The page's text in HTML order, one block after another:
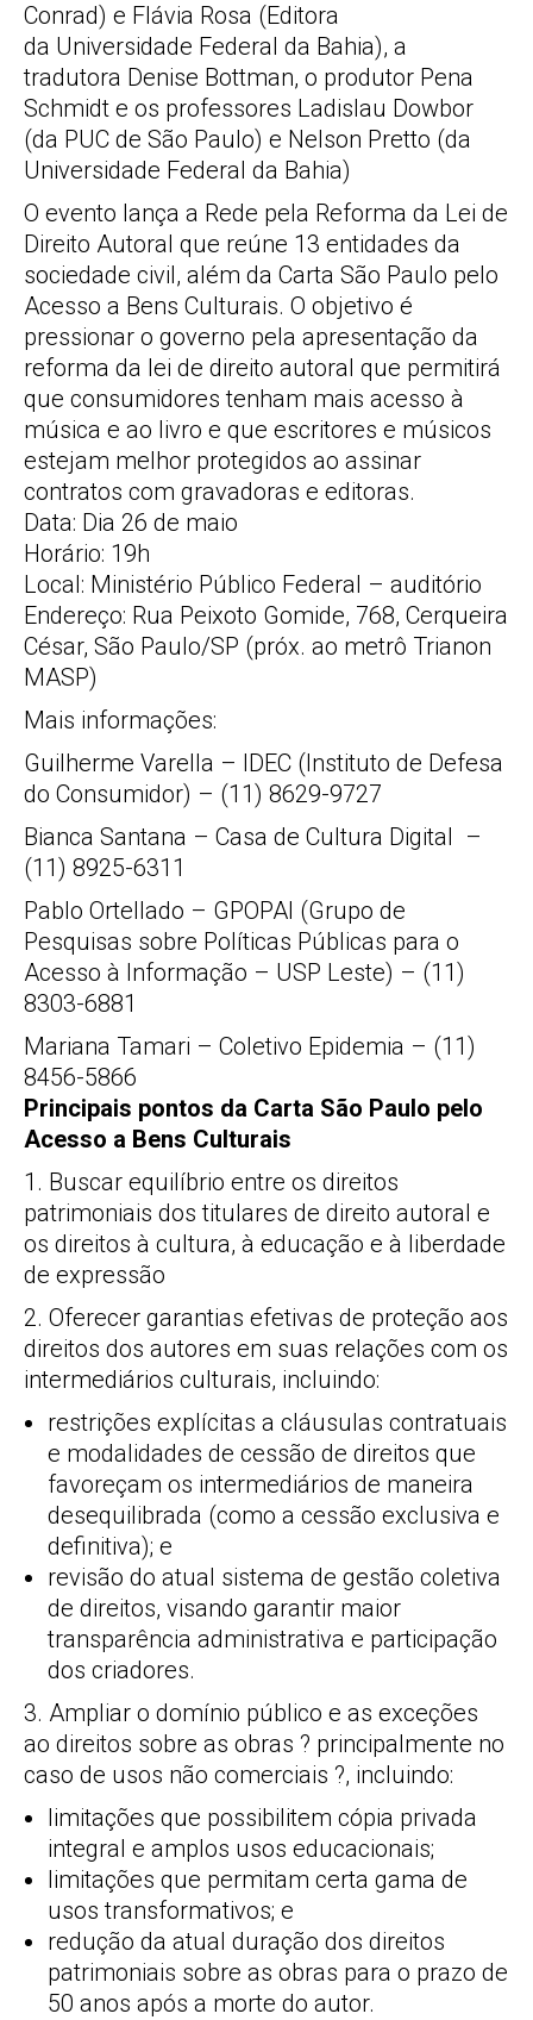
Conrad) e Flávia Rosa (Editora
da Universidade Federal da Bahia), a
tradutora Denise Bottman, o produtor Pena
Schmidt e os professores Ladislau Dowbor
(da PUC de São Paulo) e Nelson Pretto (da
Universidade Federal da Bahia)
O evento lança a Rede pela Reforma da Lei de
Direito Autoral que reúne 13 entidades da
sociedade civil, além da Carta São Paulo pelo
Acesso a Bens Culturais. O objetivo é
pressionar o governo pela apresentação da
reforma da lei de direito autoral que permitirá
que consumidores tenham mais acesso à
música e ao livro e que escritores e músicos
estejam melhor protegidos ao assinar
contratos com gravadoras e editoras.
Data: Dia 26 de maio
Horário: 19h
Local: Ministério Público Federal – auditório
Endereço: Rua Peixoto Gomide, 768, Cerqueira
César, São Paulo/SP (próx. ao metrô Trianon
MASP)
Mais informações:
Guilherme Varella – IDEC (Instituto de Defesa
do Consumidor) – (11) 8629-9727
Bianca Santana – Casa de Cultura Digital –
(11) 8925-6311
Pablo Ortellado – GPOPAI (Grupo de
Pesquisas sobre Políticas Públicas para o
Acesso à Informação – USP Leste) – (11)
8303-6881
Mariana Tamari – Coletivo Epidemia – (11)
8456-5866
Principais pontos da Carta São Paulo pelo
Acesso a Bens Culturais
1. Buscar equilíbrio entre os direitos
patrimoniais dos titulares de direito autoral e
os direitos à cultura, à educação e à liberdade
de expressão
2. Oferecer garantias efetivas de proteção aos
direitos dos autores em suas relações com os
intermediários culturais, incluindo:
restrições explícitas a cláusulas contratuais
e modalidades de cessão de direitos que
favoreçam os intermediários de maneira
desequilibrada (como a cessão exclusiva e
definitiva); e
revisão do atual sistema de gestão coletiva
de direitos, visando garantir maior
transparência administrativa e participação
dos criadores.
3. Ampliar o domínio público e as exceções
ao direitos sobre as obras ? principalmente no
caso de usos não comerciais ?, incluindo:
limitações que possibilitem cópia privada
integral e amplos usos educacionais;
limitações que permitam certa gama de
usos transformativos; e
redução da atual duração dos direitos
patrimoniais sobre as obras para o prazo de
50 anos após a morte do autor.